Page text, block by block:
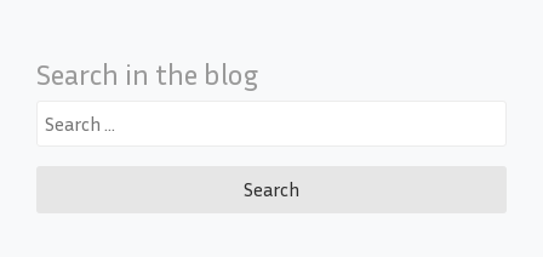
Search in the blog
Search